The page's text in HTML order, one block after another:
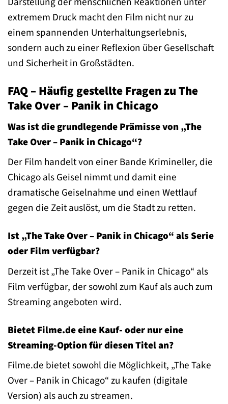
extremem Druck macht den Film nicht nur zu
einem spannenden Unterhaltungserlebnis,
sondern auch zu einer Reflexion über Gesellschaft
und Sicherheit in Großstädten.
FAQ – Häufig gestellte Fragen zu The
Take Over – Panik in Chicago
Was ist die grundlegende Prämisse von „The
Take Over – Panik in Chicago“?
Der Film handelt von einer Bande Krimineller, die
Chicago als Geisel nimmt und damit eine
dramatische Geiselnahme und einen Wettlauf
gegen die Zeit auslöst, um die Stadt zu retten.
Ist „The Take Over – Panik in Chicago“ als Serie
oder Film verfügbar?
Derzeit ist „The Take Over – Panik in Chicago“ als
Film verfügbar, der sowohl zum Kauf als auch zum
Streaming angeboten wird.
Bietet Filme.de eine Kauf- oder nur eine
Streaming-Option für diesen Titel an?
Filme.de bietet sowohl die Möglichkeit, „The Take
Over – Panik in Chicago“ zu kaufen (digitale
Version) als auch zu streamen.